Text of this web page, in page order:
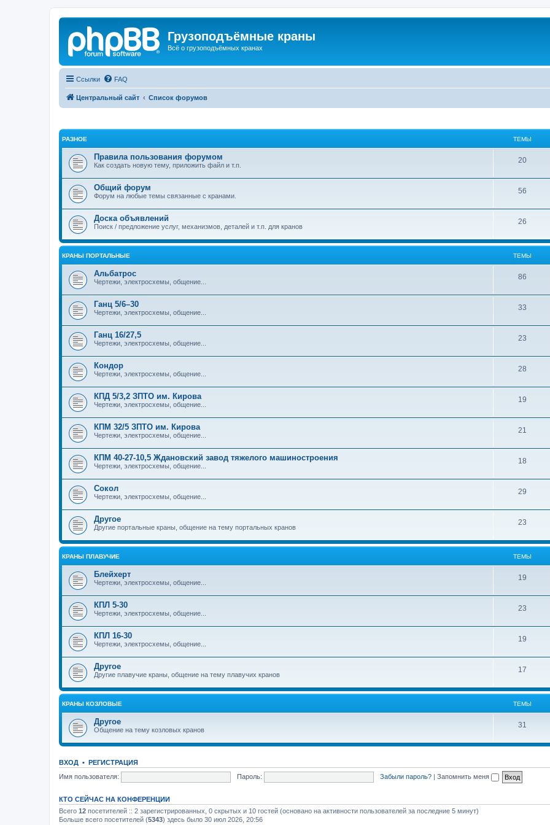
Грузоподъёмные краны
Всё о грузоподъёмных кранах
Ссылки FAQ
Центральный сайт Список форумов
РАЗНОЕ ТЕМЫ
Правила пользования форумом
Как создать новую тему, приложить файл и т.п.
20
Общий форум
Форум на любые темы связанные с кранами.
56
Доска объявлений
Поиск / предложение услуг, механизмов, деталей и т.п. для кранов
26
КРАНЫ ПОРТАЛЬНЫЕ ТЕМЫ
Альбатрос
Чертежи, электросхемы, общение...
86
Ганц 5/6–30
Чертежи, электросхемы, общение...
33
Ганц 16/27,5
Чертежи, электросхемы, общение...
23
Кондор
Чертежи, электросхемы, общение...
28
КПД 5/3,2 ЗПТО им. Кирова
Чертежи, электросхемы, общение...
19
КПМ 32/5 ЗПТО им. Кирова
Чертежи, электросхемы, общение...
21
КПМ 40-27-10,5 Ждановский завод тяжелого машиностроения
Чертежи, электросхемы, общение...
18
Сокол
Чертежи, электросхемы, общение...
29
Другое
Другие портальные краны, общение на тему портальных кранов
23
КРАНЫ ПЛАВУЧИЕ ТЕМЫ
Блейхерт
Чертежи, электросхемы, общение...
19
КПЛ 5-30
Чертежи, электросхемы, общение...
23
КПЛ 16-30
Чертежи, электросхемы, общение...
19
Другое
Другие плавучие краны, общение на тему плавучих кранов
17
КРАНЫ КОЗЛОВЫЕ ТЕМЫ
Другое
Общение на тему козловых кранов
31
ВХОД • РЕГИСТРАЦИЯ
Имя пользователя:
Пароль: Забыли пароль? | Запомнить меня
КТО СЕЙЧАС НА КОНФЕРЕНЦИИ
Всего 12 посетителей :: 2 зарегистрированных, 0 скрытых и 10 гостей (основано на активности пользователей за последние 5 минут)
Больше всего посетителей (5343) здесь было 30 июл 2026, 20:56